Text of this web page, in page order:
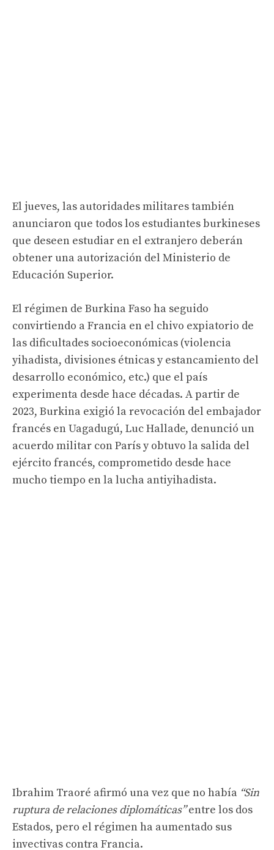
El jueves, las autoridades militares también
anunciaron que todos los estudiantes burkineses
que deseen estudiar en el extranjero deberán
obtener una autorización del Ministerio de
Educación Superior.
El régimen de Burkina Faso ha seguido
convirtiendo a Francia en el chivo expiatorio de
las dificultades socioeconómicas (violencia
yihadista, divisiones étnicas y estancamiento del
desarrollo económico, etc.) que el país
experimenta desde hace décadas. A partir de
2023, Burkina exigió la revocación del embajador
francés en Uagadugú, Luc Hallade, denunció un
acuerdo militar con París y obtuvo la salida del
ejército francés, comprometido desde hace
mucho tiempo en la lucha antiyihadista.
Ibrahim Traoré afirmó una vez que no había “Sin
ruptura de relaciones diplomáticas”entre los dos
Estados, pero el régimen ha aumentado sus
invectivas contra Francia.